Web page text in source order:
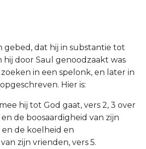
gebed, dat hij in substantie tot
door Saul genoodzaakt was
in een spelonk, en later in
Hier is:
hij tot God gaat, vers 2, 3 over
de boosaardigheid van zijn
en de koelheid en
zijn vrienden, vers 5.